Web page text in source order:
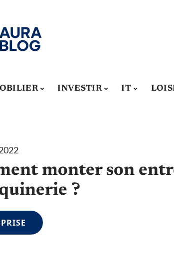
INVESTIR IT
monter son
?